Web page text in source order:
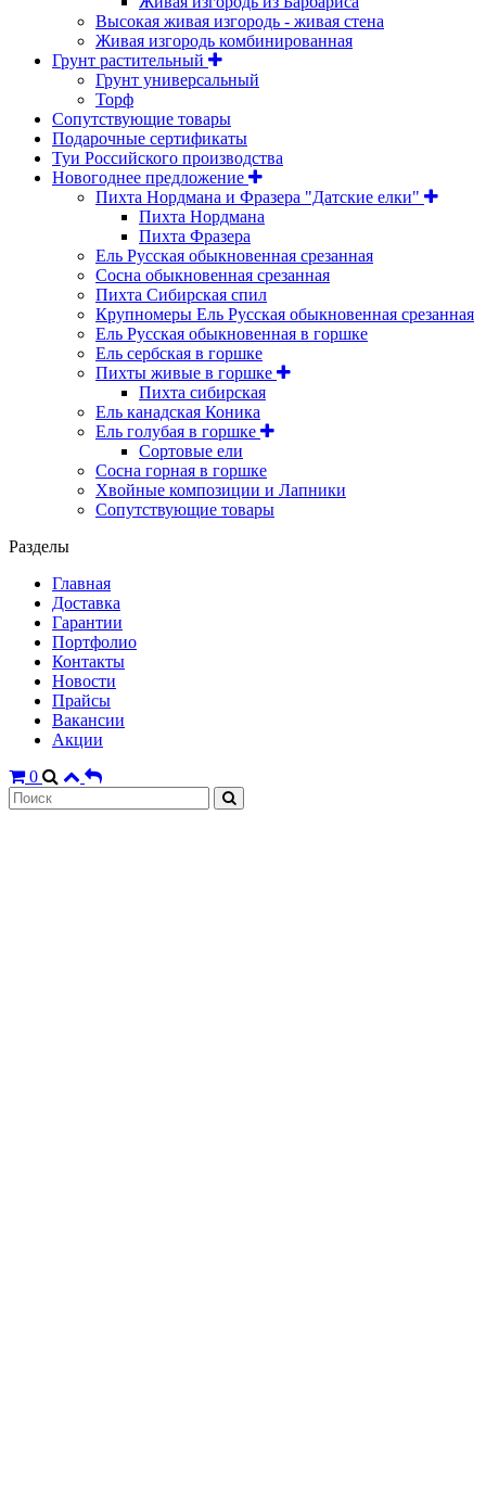
Высокая живая изгородь - живая стена
Живая изгородь комбинированная
Грунт растительный
Грунт универсальный
Торф
Сопутствующие товары
Подарочные сертификаты
Туи Российского производства
Новогоднее предложение
Пихта Нордмана и Фразера "Датские елки"
Пихта Нордмана
Пихта Фразера
Ель Русская обыкновенная срезанная
Сосна обыкновенная срезанная
Пихта Сибирская спил
Крупномеры Ель Русская обыкновенная срезанная
Ель Русская обыкновенная в горшке
Ель сербская в горшке
Пихты живые в горшке
Пихта сибирская
Ель канадская Коника
Ель голубая в горшке
Сортовые ели
Сосна горная в горшке
Хвойные композиции и Лапники
Сопутствующие товары
Разделы
Главная
Доставка
Гарантии
Портфолио
Контакты
Новости
Прайсы
Вакансии
Акции
0